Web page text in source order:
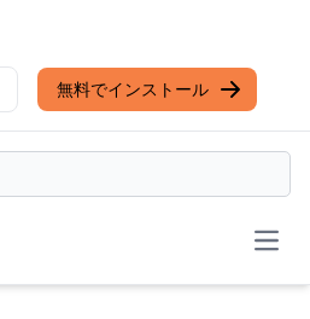
無料でインストール